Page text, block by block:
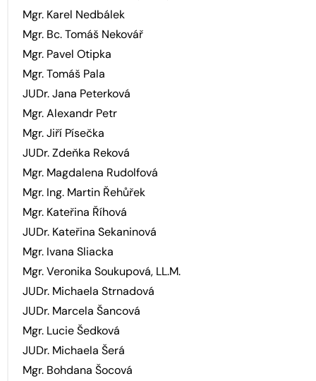
Mgr. Karel Nedbálek
Mgr. Bc. Tomáš Nekovář
Mgr. Pavel Otipka
Mgr. Tomáš Pala
JUDr. Jana Peterková
Mgr. Alexandr Petr
Mgr. Jiří Písečka
JUDr. Zdeňka Reková
Mgr. Magdalena Rudolfová
Mgr. Ing. Martin Řehůřek
Mgr. Kateřina Říhová
JUDr. Kateřina Sekaninová
Mgr. Ivana Sliacka
Mgr. Veronika Soukupová, LL.M.
JUDr. Michaela Strnadová
JUDr. Marcela Šancová
Mgr. Lucie Šedková
JUDr. Michaela Šerá
Mgr. Bohdana Šocová